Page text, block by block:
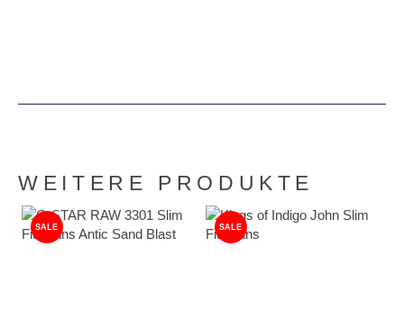
WEITERE PRODUKTE
SALE SALE